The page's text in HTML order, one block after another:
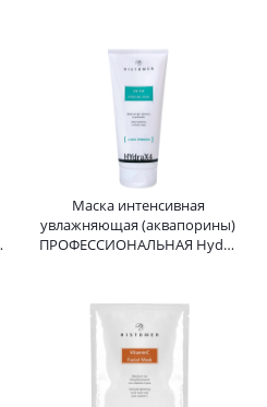
Маска интенсивная
увлажняющая (аквапорины)
ПРОФЕССИОНАЛЬНАЯ Hydra